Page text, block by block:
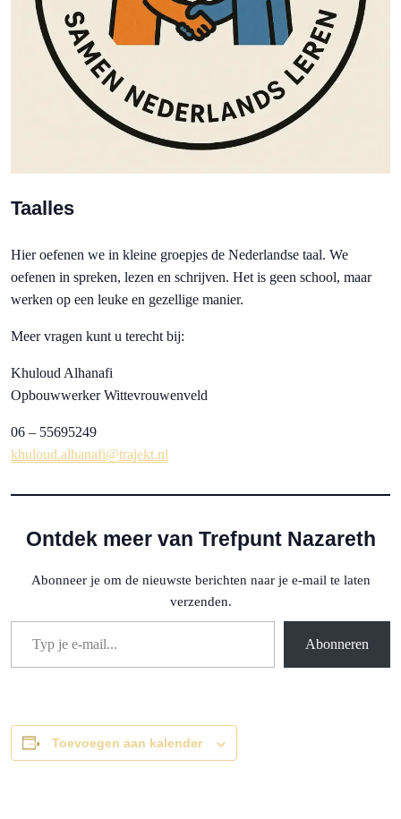
Taalles
Hier oefenen we in kleine groepjes de Nederlandse taal. We
oefenen in spreken, lezen en schrijven. Het is geen school, maar
werken op een leuke en gezellige manier.
Meer vragen kunt u terecht bij:
Khuloud Alhanafi
Opbouwwerker Wittevrouwenveld
06 – 55695249
khuloud.alhanafi@trajekt.nl
Ontdek meer van Trefpunt Nazareth
Abonneer je om de nieuwste berichten naar je e-mail te laten
verzenden.
Typ je e-mail...
Abonneren
Toevoegen aan kalender